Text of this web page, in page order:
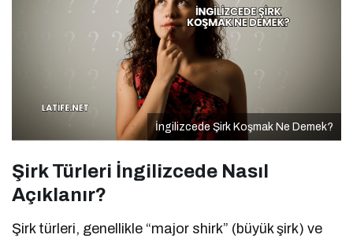
İngilizcede Şirk Koşmak Ne Demek?
Şirk Türleri İngilizcede Nasıl
Açıklanır?
Şirk türleri, genellikle “major shirk” (büyük şirk) ve